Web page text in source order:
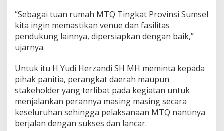
M
T
Q
3
0
T
i
g
k
“Sebagai tuan rumah MTQ Tingkat Provinsi Sumsel
kita ingin memastikan venue dan fasilitas
pendukung lainnya, dipersiapkan dengan baik,”
ujarnya.
Untuk itu H Yudi Herzandi SH MH meminta kepada
pihak panitia, perangkat daerah maupun
stakeholder yang terlibat pada kegiatan untuk
menjalankan perannya masing masing secara
keseluruhan sehingga pelaksanaan MTQ nantinya
berjalan dengan sukses dan lancar.